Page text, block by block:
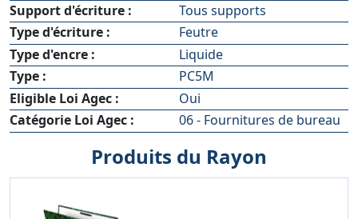
Support d'écriture :
Tous supports
Type d'écriture :
Feutre
Type d'encre :
Liquide
Type :
PC5M
Eligible Loi Agec :
Oui
Catégorie Loi Agec :
06 - Fournitures de bureau
Produits du Rayon